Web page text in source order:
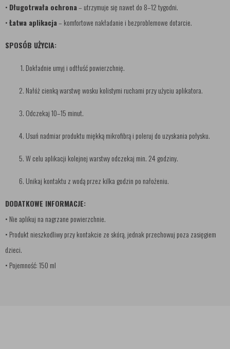
• Długotrwała ochrona– utrzymuje się nawet do 8–12 tygodni.
•Łatwa aplikacja– komfortowe nakładanie i bezproblemowe dotarcie.
SPOSÓB UŻYCIA:
Dokładnie umyj i odtłuść powierzchnię.
Nałóż cienką warstwę wosku kolistymi ruchami przy użyciu aplikatora.
Odczekaj 10–15 minut.
Usuń nadmiar produktu miękką mikrofibrą i poleruj do uzyskania połysku.
W celu aplikacji kolejnej warstwy odczekaj min. 24 godziny.
Unikaj kontaktu z wodą przez kilka godzin po nałożeniu.
DODATKOWE INFORMACJE:
• Nie aplikuj na nagrzane powierzchnie.
• Produkt nieszkodliwy przy kontakcie ze skórą, jednak przechowuj poza zasięgiem
dzieci.
• Pojemność: 150 ml